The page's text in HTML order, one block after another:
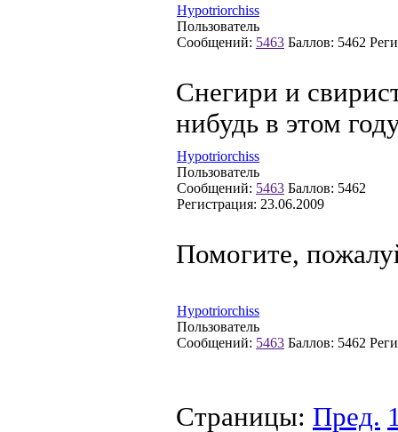
Hypotriorchiss
Пользователь
Сообщений: 5463 Баллов: 5462
Снегири и
нибудь в этом
Hypotriorchiss
Пользователь
Сообщений: 5463 Баллов: 5462
Регистрация: 23.06.2009
Помогите,
Hypotriorchiss
Пользователь
Сообщений: 5463 Баллов: 5462
Страницы: Пред.